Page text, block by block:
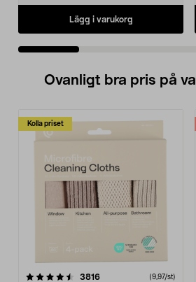
Lägg i varukorg
Ovanligt bra pris på
Kolla priset
3816recensioner (9,97/st)
4.0av 5 stjärnor